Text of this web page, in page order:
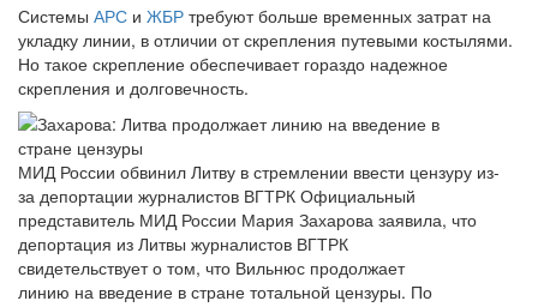
Системы АРС и ЖБР требуют больше временных затрат на
укладку линии, в отличии от скрепления путевыми костылями.
Но такое скрепление обеспечивает гораздо надежное
скрепления и долговечность.
МИД России обвинил Литву в стремлении ввести цензуру из-
за депортации журналистов ВГТРК Официальный
представитель МИД России Мария Захарова заявила, что
депортация из Литвы журналистов ВГТРК
свидетельствует о том, что Вильнюс продолжает
линию на введение в стране тотальной цензуры. По